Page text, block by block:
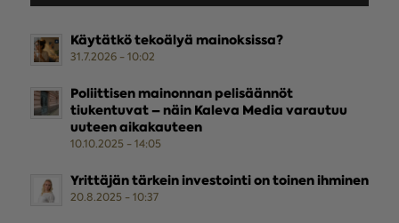
Käytätkö tekoälyä mainoksissa?
31.7.2026 - 10:02
Poliittisen mainonnan pelisäännöt
tiukentuvat – näin Kaleva Media varautuu
uuteen aikakauteen
10.10.2025 - 14:05
Yrittäjän tärkein investointi on toinen ihminen
20.8.2025 - 10:37